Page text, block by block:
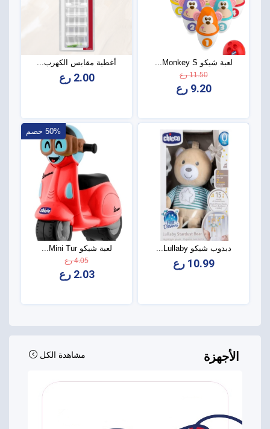
لعبة شيكو Monkey S...
11.50 رع
9.20 رع
أغطية مقابس الكهرب...
2.00 رع
دبدوب شيكو Lullaby...
10.99 رع
50% خصم
لعبة شيكو Mini Tur...
4.05 رع
2.03 رع
الأجهزة مشاهدة الكل